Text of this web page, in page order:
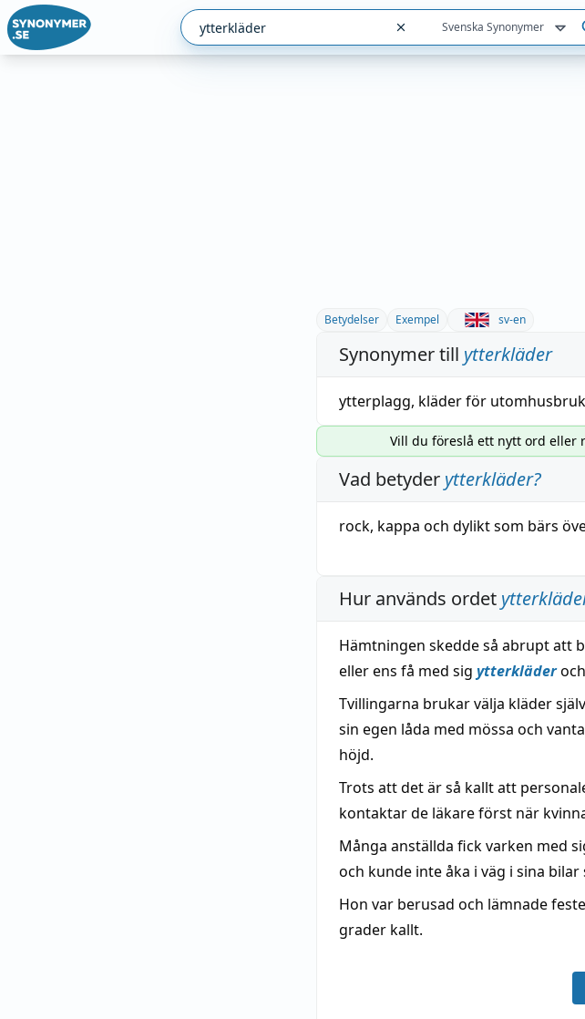
Svenska Synonymer
Betydelser Exempel sv-en
Synonymer till ytterkläder
ytterplagg, kläder för utomhusbruk
Vill du föreslå ett nytt ord eller
Vad betyder ytterkläder?
rock, kappa och dylikt som bärs
Hur används ordet
Hämtningen skedde så abrupt att
eller ens få med sig ytterkläder
Tvillingarna brukar välja kläder
sin egen låda med mössa och
höjd.
Trots att det är så kallt att
kontaktar de läkare först när
Många anställda fick varken med
och kunde inte åka i väg i sina
Hon var berusad och lämnade
grader kallt.